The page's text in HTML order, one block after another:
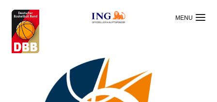
OFFIZIELLER HAUPTSPONSOR